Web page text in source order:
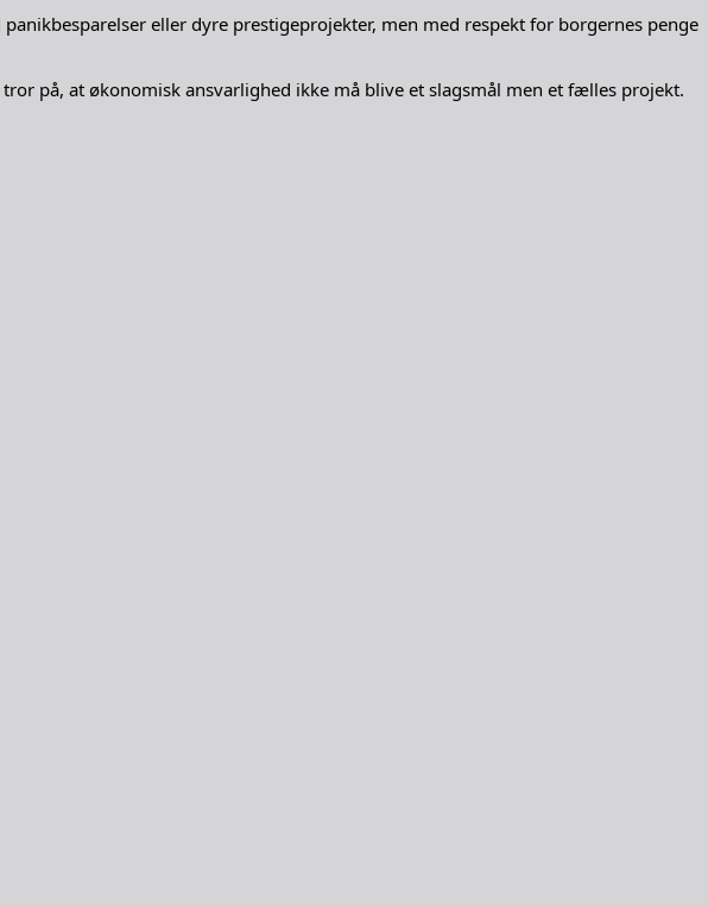
eller dyre prestigeprojekter, men med respekt for borgernes penge
på, at økonomisk ansvarlighed ikke må blive et slagsmål men et fælles projekt.